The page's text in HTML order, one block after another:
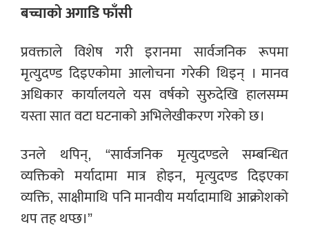
बच्चाको अगाडि फाँसी
प्रवक्ताले विशेष गरी इरानमा सार्वजनिक रूपमा
मृत्युदण्ड दिइएकोमा आलोचना गरेकी थिइन् । मानव
अधिकार कार्यालयले यस वर्षको सुरुदेखि हालसम्म
यस्ता सात वटा घटनाको अभिलेखीकरण गरेको छ।
उनले थपिन्, “सार्वजनिक मृत्युदण्डले सम्बन्धित
व्यक्तिको मर्यादामा मात्र होइन, मृत्युदण्ड दिइएका
व्यक्ति, साक्षीमाथि पनि मानवीय मर्यादामाथि आक्रोशको
थप तह थप्छ।”